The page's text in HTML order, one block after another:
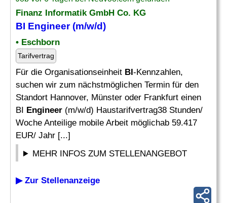
Finanz Informatik GmbH Co. KG
BI Engineer(m/w/d)
• Eschborn
Tarifvertrag
Für die Organisationseinheit BI-Kennzahlen,
suchen wir zum nächstmöglichen Termin für den
Standort Hannover, Münster oder Frankfurt einen
BI Engineer (m/w/d) Haustarifvertrag38 Stunden/
Woche Anteilige mobile Arbeit möglichab 59.417
EUR/ Jahr [...]
MEHR INFOS ZUM STELLENANGEBOT
▶ Zur Stellenanzeige